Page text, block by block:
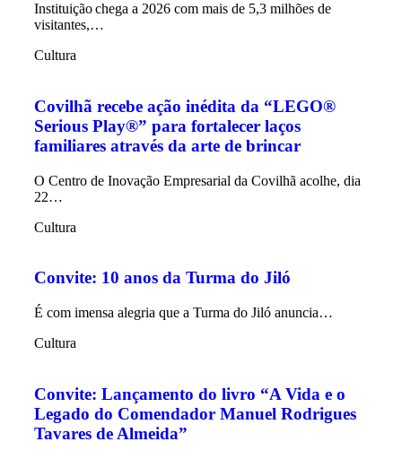
Instituição chega a 2026 com mais de 5,3 milhões de
visitantes,…
Cultura
Covilhã recebe ação inédita da “LEGO®
Serious Play®” para fortalecer laços
familiares através da arte de brincar
O Centro de Inovação Empresarial da Covilhã acolhe, dia
22…
Cultura
Convite: 10 anos da Turma do Jiló
É com imensa alegria que a Turma do Jiló anuncia…
Cultura
Convite: Lançamento do livro “A Vida e o
Legado do Comendador Manuel Rodrigues
Tavares de Almeida”